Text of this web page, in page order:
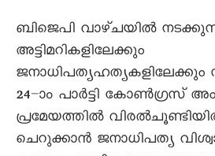
ബിജെപി വാഴ്ചയിൽ
അട്ടിമറികളിലേക്കും
24–ാം പാർട്ടി കോൺഗ്രസ്
പ്രമേയത്തിൽ
ചെറുക്കാൻ ജനാധിപത്യ